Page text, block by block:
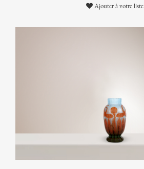
Ajouter à votre liste